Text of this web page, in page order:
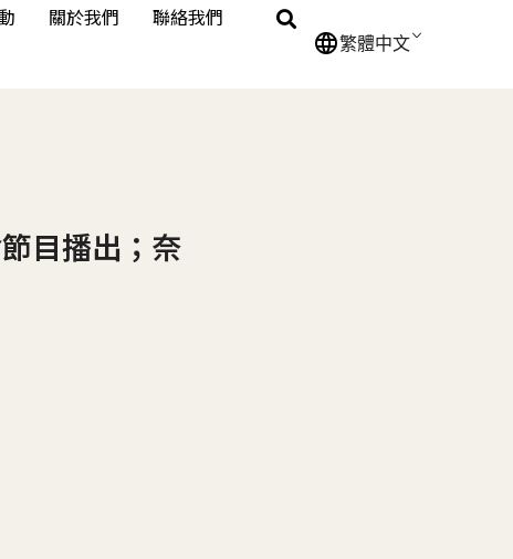
關於我們 聯絡我們
繁體中文
目播出；奈